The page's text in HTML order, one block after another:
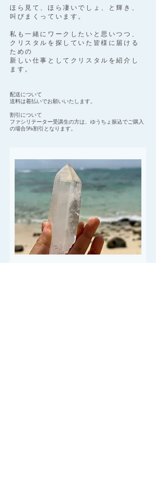
ほら見て、ほら凄いでしょ、と輝き、
叫びまくっています。
私も一緒にワークしたいと思いつつ、
クリスタルを探していた皆様に届ける
ための
新しい仕事として​クリスタルを紹介し
ます。​
配送について
送料は着払いでお願いいたします。
割引について
ファシリテーター受講生の方は、ゆうちょ振込でご購入
の場合5%割引となります。